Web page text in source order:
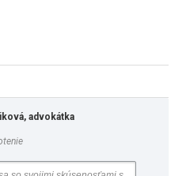
advokátka